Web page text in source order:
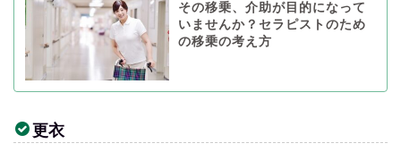
その移乗、介助が目的になって
いませんか？セラピストのため
の移乗の考え方
更衣